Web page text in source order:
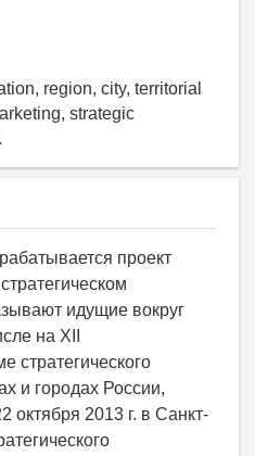
region, city, territorial
strategic
проект
идущие вокруг
на XII
стратегического
и городах России,
октября 2013 г. в Санкт-